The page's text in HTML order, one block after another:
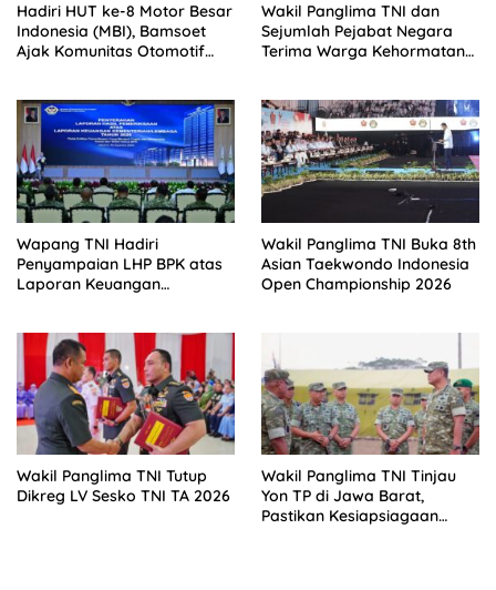
Hadiri HUT ke-8 Motor Besar
Indonesia (MBI), Bamsoet
Ajak Komunitas Otomotif
Derasnya Provokasi Pecah
Belah Bangsa
Wakil Panglima TNI dan
Sejumlah Pejabat Negara
Terima Warga Kehormatan
Wapang TNI Hadiri
Penyampaian LHP BPK atas
Laporan Keuangan
Wakil Panglima TNI Buka 8th
Asian Taekwondo Indonesia
Open Championship 2026
Wakil Panglima TNI Tutup
Dikreg LV Sesko TNI TA 2026
Wakil Panglima TNI Tinjau
Yon TP di Jawa Barat,
Pastikan Kesiapsiagaan